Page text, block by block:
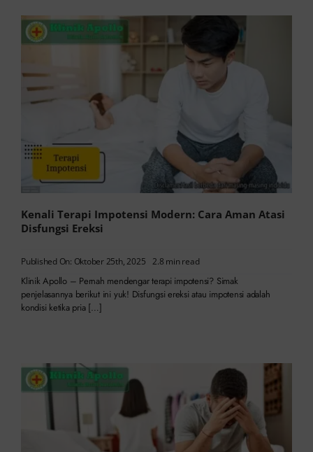
Kenali Terapi Impotensi Modern: Cara Aman Atasi
Disfungsi Ereksi
Published On: Oktober 25th, 2025 2.8 min read
Klinik Apollo – Pernah mendengar terapi impotensi? Simak
penjelasannya berikut ini yuk! Disfungsi ereksi atau impotensi adalah
kondisi ketika pria […]